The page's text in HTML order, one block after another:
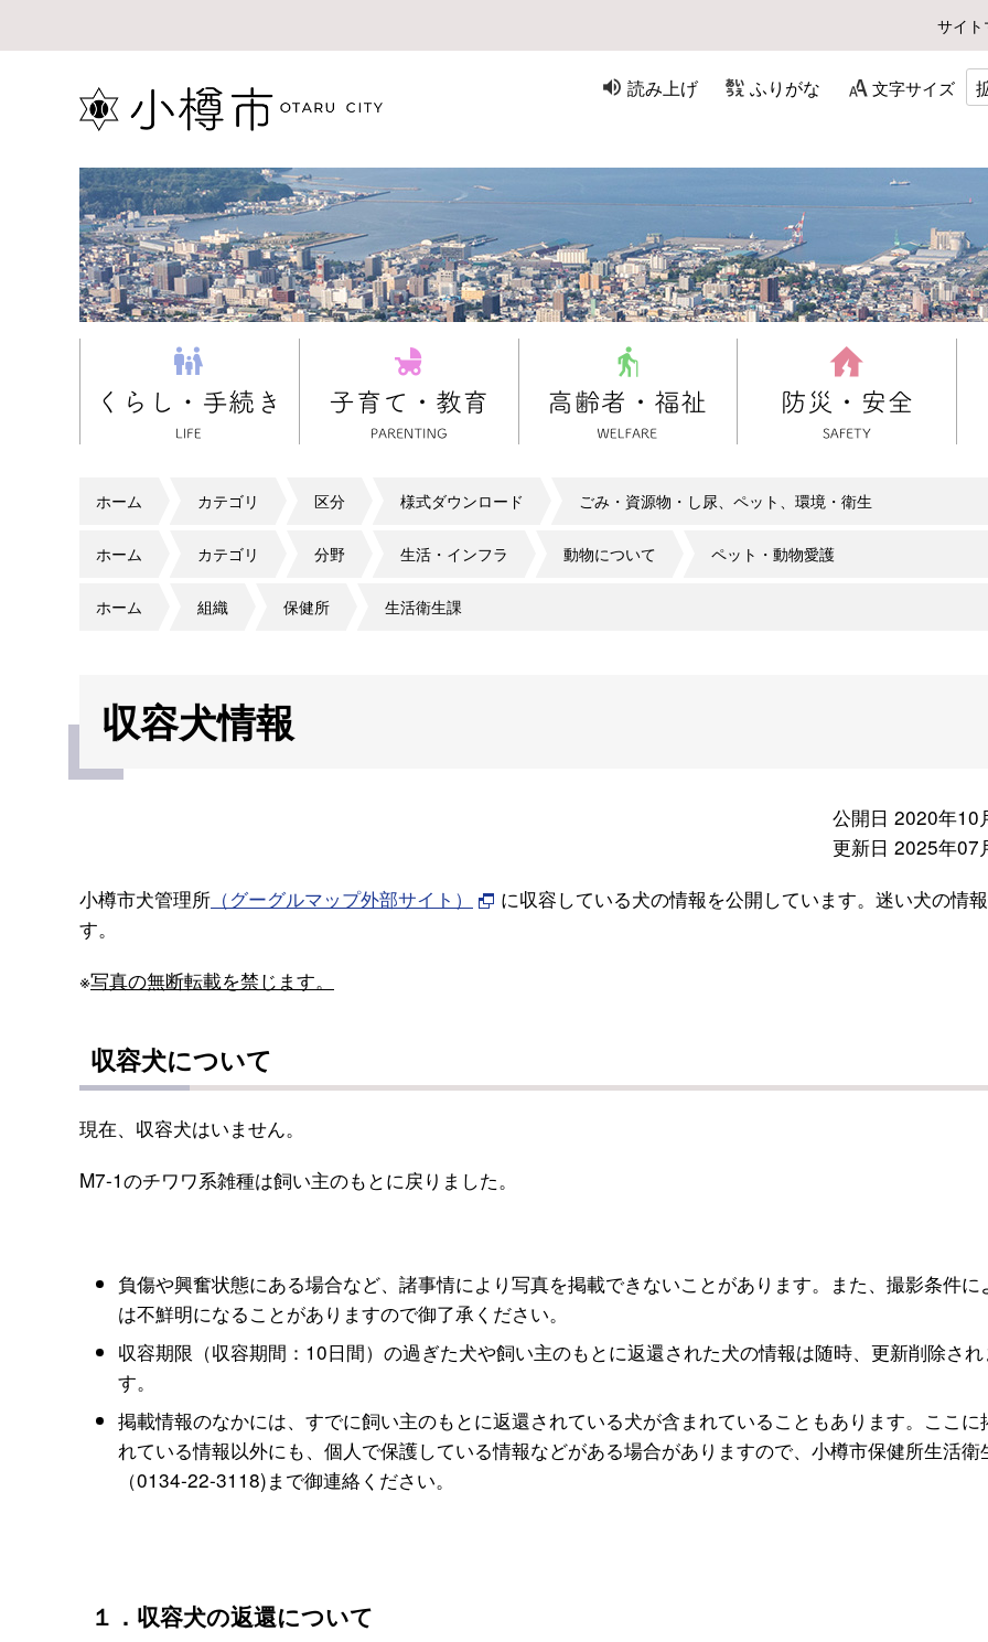
サイ
読み上げ ふりがな 文字サイズ
ホーム カテゴリ 区分 様式ダウンロード ごみ・資源物・し尿、ペット、環境・衛生
ホーム カテゴリ 分野 生活・インフラ 動物について ペット・動物愛護
ホーム 組織 保健所 生活衛生課
収容犬情報
公開日 2020年10
更新日 2025年07
小樽市犬管理所 （グーグルマップ外部サイト）
に収容している犬の情報を公開しています。迷い犬の情
す。
※写真の無断転載を禁じます。
収容犬について
現在、収容犬はいません。
M7-1のチワワ系雑種は飼い主のもとに戻りました。
負傷や興奮状態にある場合など、諸事情により写真を掲載できないことがあります。また、撮影条件に
は不鮮明になることがありますので御了承ください。
収容期限（収容期間：10日間）の過ぎた犬や飼い主のもとに返還された犬の情報は随時、更新削除され
す。
掲載情報のなかには、すでに飼い主のもとに返還されている犬が含まれていることもあります。ここに
れている情報以外にも、個人で保護している情報などがある場合がありますので、小樽市保健所生活衛
（0134-22-3118)まで御連絡ください。
１．収容犬の返還について